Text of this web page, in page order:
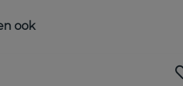
ook